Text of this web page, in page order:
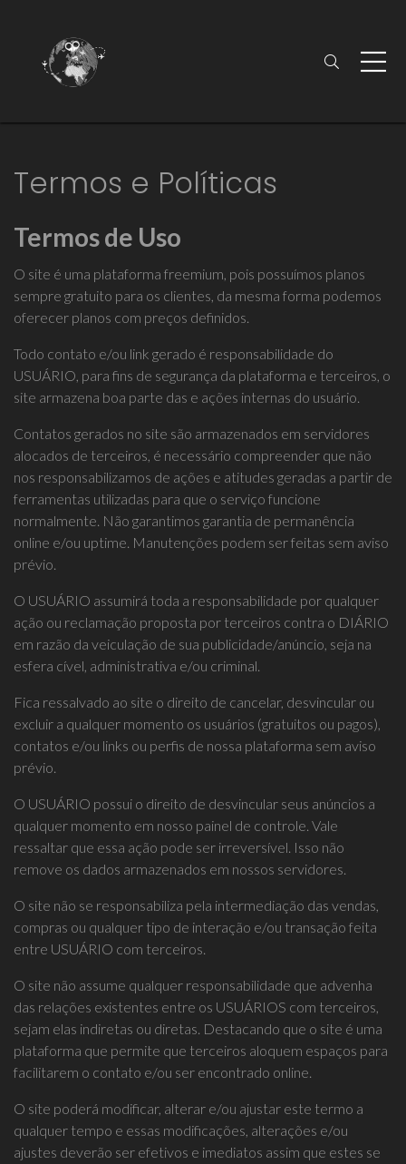
Termos e Políticas
Termos de Uso
O site é uma plataforma freemium, pois possuímos planos
sempre gratuito para os clientes, da mesma forma podemos
oferecer planos com preços definidos.
Todo contato e/ou link gerado é responsabilidade do
USUÁRIO, para fins de segurança da plataforma e terceiros, o
site armazena boa parte das e ações internas do usuário.
Contatos gerados no site são armazenados em servidores
alocados de terceiros, é necessário compreender que não
nos responsabilizamos de ações e atitudes geradas a partir de
ferramentas utilizadas para que o serviço funcione
normalmente. Não garantimos garantia de permanência
online e/ou uptime. Manutenções podem ser feitas sem aviso
prévio.
O USUÁRIO assumirá toda a responsabilidade por qualquer
ação ou reclamação proposta por terceiros contra o DIÁRIO
em razão da veiculação de sua publicidade/anúncio, seja na
esfera cível, administrativa e/ou criminal.
Fica ressalvado ao site o direito de cancelar, desvincular ou
excluir a qualquer momento os usuários (gratuitos ou pagos),
contatos e/ou links ou perfis de nossa plataforma sem aviso
prévio.
O USUÁRIO possui o direito de desvincular seus anúncios a
qualquer momento em nosso painel de controle. Vale
ressaltar que essa ação pode ser irreversível. Isso não
remove os dados armazenados em nossos servidores.
O site não se responsabiliza pela intermediação das vendas,
compras ou qualquer tipo de interação e/ou transação feita
entre USUÁRIO com terceiros.
O site não assume qualquer responsabilidade que advenha
das relações existentes entre os USUÁRIOS com terceiros,
sejam elas indiretas ou diretas. Destacando que o site é uma
plataforma que permite que terceiros aloquem espaços para
facilitarem o contato e/ou ser encontrado online.
O site poderá modificar, alterar e/ou ajustar este termo a
qualquer tempo e essas modificações, alterações e/ou
ajustes deverão ser efetivos e imediatos assim que estes se